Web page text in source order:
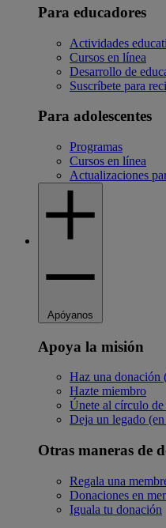
Para educadores
Actividades
Cursos en línea
Desarrollo de
Suscríbete para
Para adolescentes
Programas
Cursos en línea
Actualizaciones
Apóyanos
Apoya la misión
Haz una donación
Hazte miembro
Únete al círculo de
Deja un legado
Otras maneras de
Regala una
Donaciones en
Iguala tu donación